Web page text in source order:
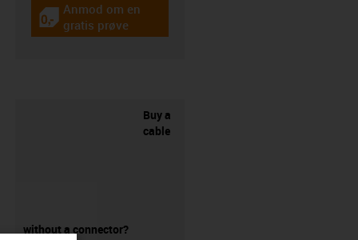
igus-icon-gratismuster
Anmod om en
gratis prøve
Buy a
cable
without a connector?